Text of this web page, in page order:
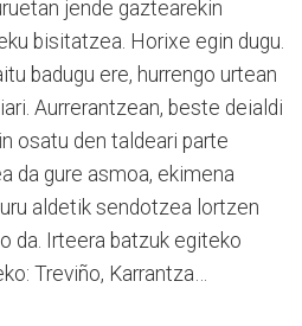
jende gaztearekin
bisitatzea. Horixe egin dugu.
badugu ere, hurrengo urtean
Aurrerantzean, beste deialdi
osatu den taldeari parte
da gure asmoa, ekimena
aldetik sendotzea lortzen
da. Irteera batzuk egiteko
Treviño, Karrantza…